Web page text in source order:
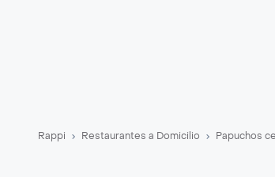
Rappi Restaurantes a Domicilio Papuchos